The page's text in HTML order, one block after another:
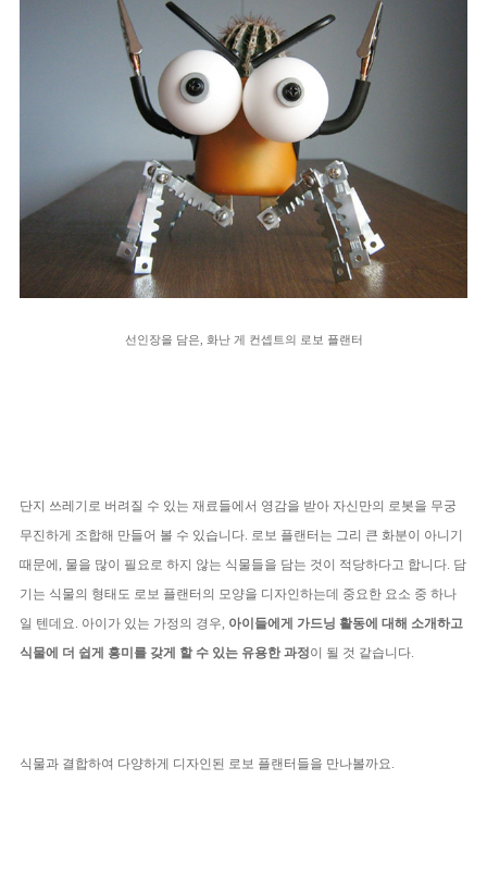
선인장을 담은, 화난 게 컨셉트의 로보 플랜터
단지 쓰레기로 버려질 수 있는 재료들에서 영감을 받아 자신만의 로봇을 무궁
무진하게 조합해 만들어 볼 수 있습니다. 로보 플랜터는 그리 큰 화분이 아니기
때문에, 물을 많이 필요로 하지 않는 식물들을 담는 것이 적당하다고 합니다. 담
기는 식물의 형태도 로보 플랜터의 모양을 디자인하는데 중요한 요소 중 하나
일 텐데요. 아이가 있는 가정의 경우, 아이들에게 가드닝 활동에 대해 소개하고
식물에 더 쉽게 흥미를 갖게 할 수 있는 유용한 과정이 될 것 같습니다.
식물과 결합하여 다양하게 디자인된 로보 플랜터들을 만나볼까요.